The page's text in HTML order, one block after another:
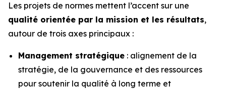
Les projets de normes mettent l’accent sur une
qualité orientée par la mission et les résultats,
autour de trois axes principaux :
Management stratégique : alignement de la
stratégie, de la gouvernance et des ressources
pour soutenir la qualité à long terme et